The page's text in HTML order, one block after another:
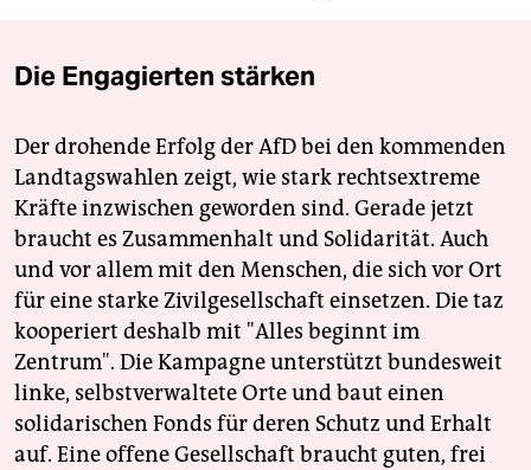
Die Engagierten stärken
Der drohende Erfolg der AfD bei den kommenden
Landtagswahlen zeigt, wie stark rechtsextreme
Kräfte inzwischen geworden sind. Gerade jetzt
braucht es Zusammenhalt und Solidarität. Auch
und vor allem mit den Menschen, die sich vor Ort
für eine starke Zivilgesellschaft einsetzen. Die taz
kooperiert deshalb mit "Alles beginnt im
Zentrum". Die Kampagne unterstützt bundesweit
linke, selbstverwaltete Orte und baut einen
solidarischen Fonds für deren Schutz und Erhalt
auf. Eine offene Gesellschaft braucht guten, frei